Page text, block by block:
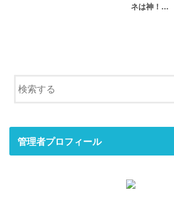
ネは神！…
管理者プロフィール